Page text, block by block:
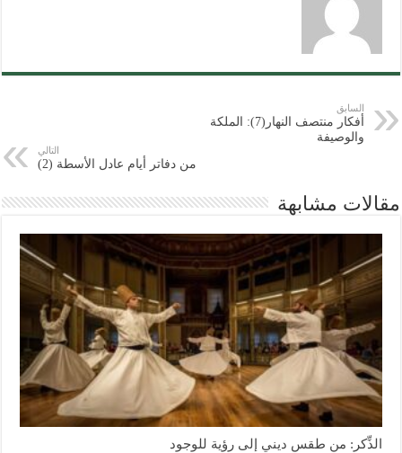
السابق
أفكار منتصف النهار(7): الملكة
والوصيفة
التالي
من دفاتر أيام عادل الأسطة (2)
مقالات مشابهة
الذِّكر: من طقس ديني إلى رؤية للوجود